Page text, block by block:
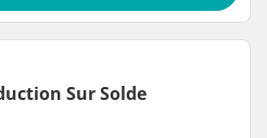
Sur Solde